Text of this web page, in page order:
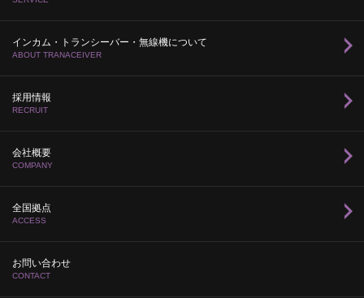
インカム・トランシーバー・無線機について
ABOUT TRANACEIVER
採用情報
RECRUIT
会社概要
COMPANY
全国拠点
ACCESS
お問い合わせ
CONTACT